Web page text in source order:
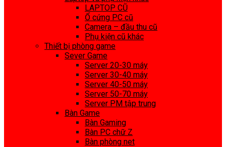
LAPTOP CŨ
Ổ cứng PC cũ
Camera – đầu thu cũ
Phụ kiện cũ khác
Thiết bị phòng game
Sever Game
Server 20-30 máy
Server 30-40 máy
Server 40-50 máy
Server 50-70 máy
Server PM tập trung
Bàn Game
Bàn Gaming
Bàn PC chữ Z
Bàn phòng net